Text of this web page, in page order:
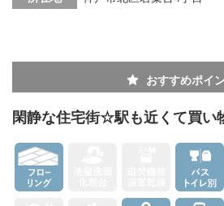
おすすめポイ
閑静な住宅街☆駅も近くて買い